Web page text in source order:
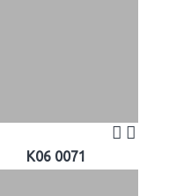
K06 0071